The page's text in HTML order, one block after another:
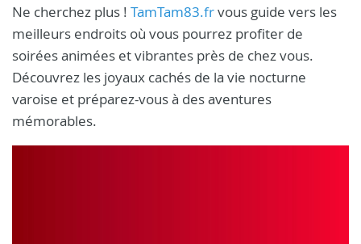
Ne cherchez plus ! TamTam83.frvous guide vers les
meilleurs endroits où vous pourrez profiter de
soirées animées et vibrantes près de chez vous.
Découvrez les joyaux cachés de la vie nocturne
varoise et préparez-vous à des aventures
mémorables.